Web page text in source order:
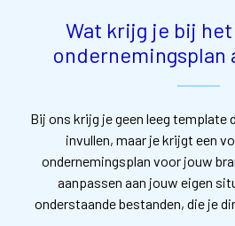
Wat krijg je bij
ondernemingsplan
Bij ons krijg je geen leeg template
invullen, maar je krijgt een
ondernemingsplan voor jouw
aanpassen aan jouw eigen
onderstaande bestanden, die je